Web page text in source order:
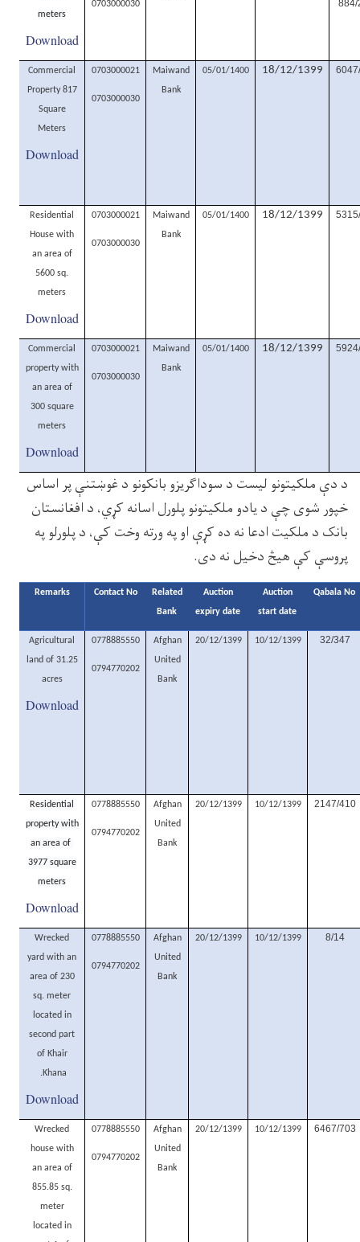
884/
0703000030
meters
Download
18/12/1399
05/01/1400
Maiwand
Bank
0703000021
0703000030
Commercial
Property 817
Square
Meters
Download
18/12/1399
05/01/1400
Maiwand
Bank
0703000021
0703000030
Residential
House with
an area of
5600 sq.
meters
Download
18/12/1399
05/01/1400
Maiwand
Bank
0703000021
0703000030
Commercial
property with
an area of
300 square
meters
Download
د دې ملکیتونو لیست د سوداګریزو بانکونو د غوښتنې پر اساس
خپور شوی چې د یادو ملکیتونو پلورل اسانه کړي، د افغانستان
بانک د ملکیت ادعا نه ده کړې او په ورته وخت کې، د پلورلو په
پروسې کې هیڅ دخیل نه دی.
Qabala No
Auction
start date
Auction
expiry date
Related
Bank
Contact No
Remarks
32/347
10/12/1399
20/12/1399
Afghan
United
Bank
0778885550
0794770202
Agricultural
land of 31.25
acres
Download
2147/410
10/12/1399
20/12/1399
Afghan
United
Bank
0778885550
0794770202
Residential
property with
an area of ​​
3977 square
meters
Download
8/14
10/12/1399
20/12/1399
Afghan
United
Bank
0778885550
0794770202
Wrecked
yard with an
area of 230
sq. meter
located in
second part
of Khair
Khana.
Download
6467/703
10/12/1399
20/12/1399
Afghan
United
Bank
0778885550
0794770202
Wrecked
house with
an area of
855.85 sq.
meter
located in